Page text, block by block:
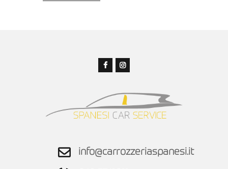
info@carrozzeriaspanesi.it